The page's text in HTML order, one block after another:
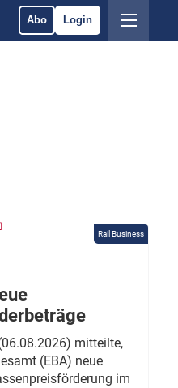
Abo Login
Rail Business
mitteilte,
(EBA) neue
im